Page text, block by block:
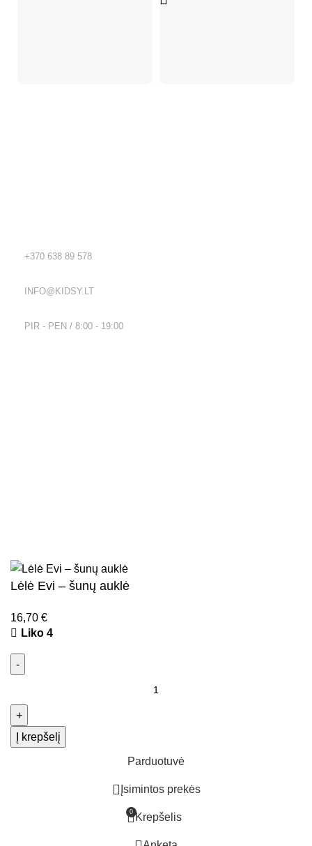
+370 638 89 578
INFO@KIDSY.LT
PIR - PEN / 8:00 - 19:00
Lėlė Evi – šunų auklė
16,70 €
Liko 4
Į krepšelį
Parduotuvė
Įsimintos prekės
0 Krepšelis